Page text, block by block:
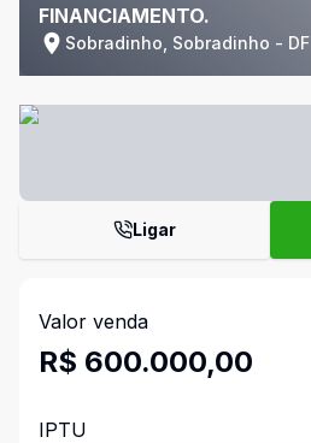
FINANCIAMENTO.
Sobradinho, Sobradinho - DF
Ligar
Valor venda
R$ 600.000,00
IPTU